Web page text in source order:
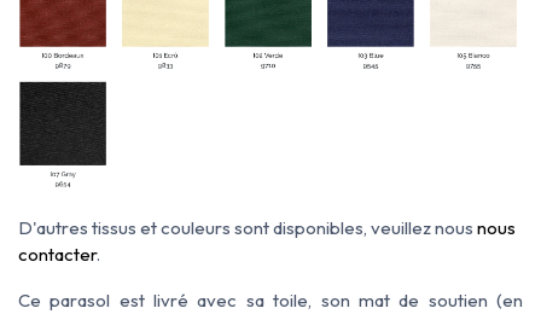
D'autres tissus et couleurs sont disponibles, veuillez nous nous
contacter.
Ce parasol est livré avec sa toile, son mat de soutien (en